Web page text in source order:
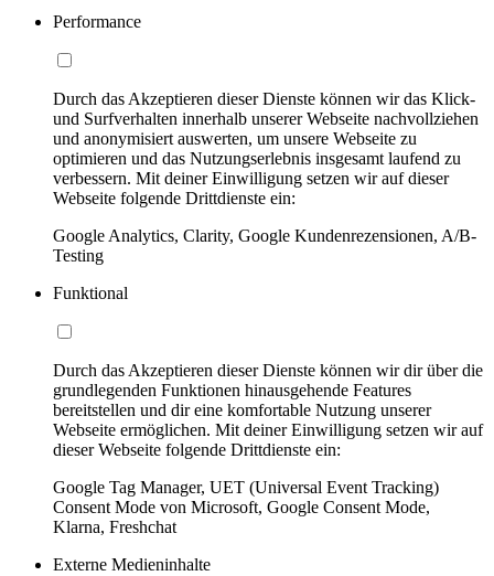
Performance
Durch das Akzeptieren dieser Dienste können wir das Klick-
und Surfverhalten innerhalb unserer Webseite nachvollziehen
und anonymisiert auswerten, um unsere Webseite zu
optimieren und das Nutzungserlebnis insgesamt laufend zu
verbessern. Mit deiner Einwilligung setzen wir auf dieser
Webseite folgende Drittdienste ein:
Google Analytics, Clarity, Google Kundenrezensionen, A/B-
Testing
Funktional
Durch das Akzeptieren dieser Dienste können wir dir über die
grundlegenden Funktionen hinausgehende Features
bereitstellen und dir eine komfortable Nutzung unserer
Webseite ermöglichen. Mit deiner Einwilligung setzen wir auf
dieser Webseite folgende Drittdienste ein:
Google Tag Manager, UET (Universal Event Tracking)
Consent Mode von Microsoft, Google Consent Mode,
Klarna, Freshchat
Externe Medieninhalte